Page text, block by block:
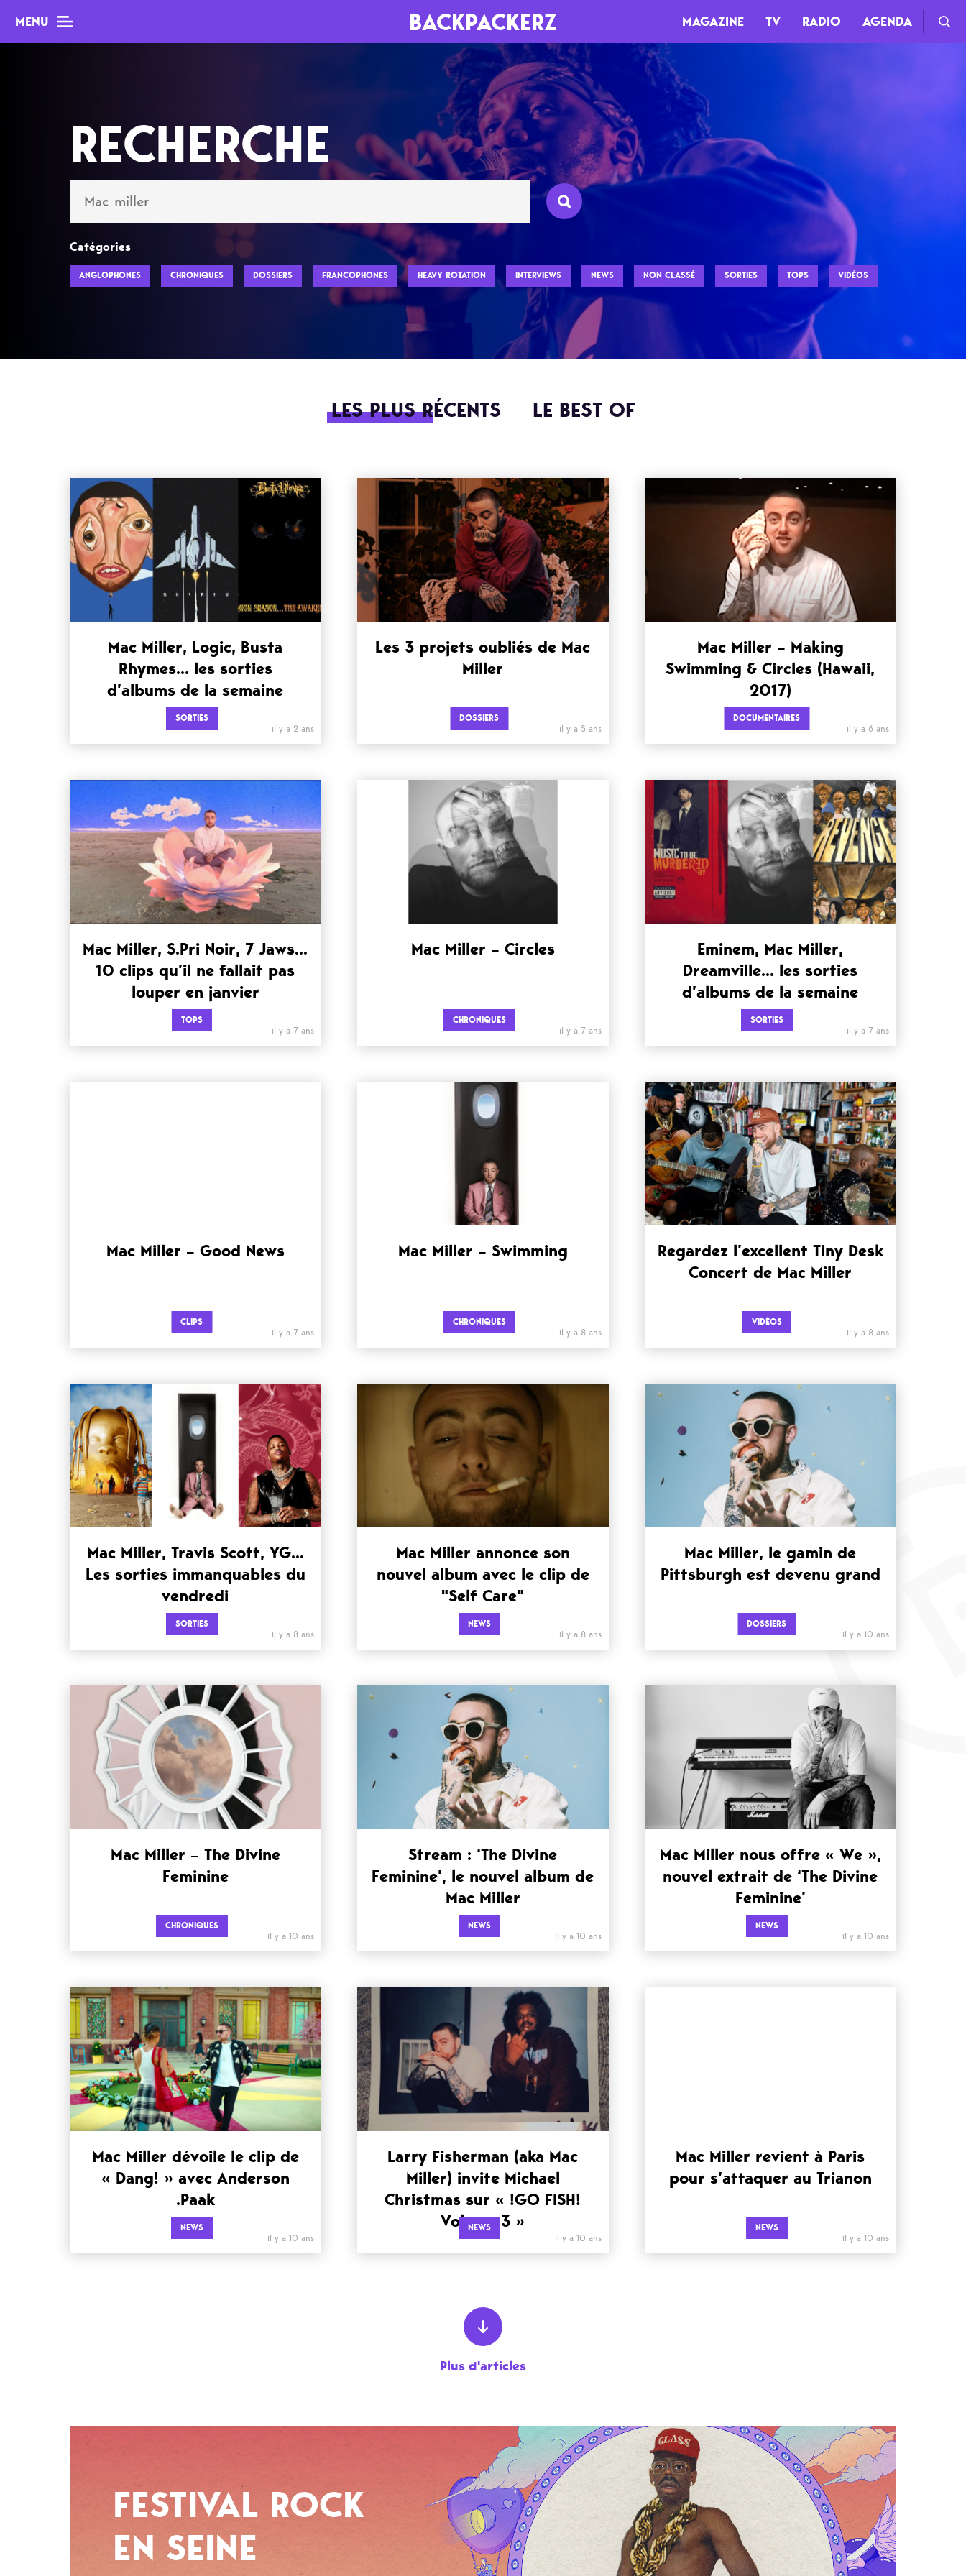
MENU BACKPACKERZ MAGAZINE TV RADIO AGENDA
Dossiers
Interviews
Chroniques
Sorties
Newsletter
Paris
Festivals
RADIO
Playlists
Podcasts
Mixes
Clips
Live
Documentaires
Web-séries
RECHERCHE
Catégories
ANGLOPHONES CHRONIQUES DOSSIERS FRANCOPHONES HEAVY ROTATION INTERVIEWS NEWS NON CLASSÉ SORTIES TOPS VIDÉOS
LES PLUS RÉCENTS LE BEST OF
Mac Miller, Logic, Busta
Rhymes… les sorties
d’albums de la semaine
SORTIES
il y a 2 ans
Les 3 projets oubliés de Mac
Miller
DOSSIERS
il y a 5 ans
Mac Miller – Making
Swimming & Circles (Hawaii,
2017)
DOCUMENTAIRES
il y a 6 ans
Mac Miller, S.Pri Noir, 7 Jaws…
10 clips qu’il ne fallait pas
louper en janvier
TOPS
il y a 7 ans
Mac Miller – Circles
CHRONIQUES
il y a 7 ans
Eminem, Mac Miller,
Dreamville… les sorties
d’albums de la semaine
SORTIES
il y a 7 ans
Mac Miller – Good News
CLIPS
il y a 7 ans
Mac Miller – Swimming
CHRONIQUES
il y a 8 ans
Regardez l’excellent Tiny Desk
Concert de Mac Miller
VIDÉOS
il y a 8 ans
Mac Miller, Travis Scott, YG…
Les sorties immanquables du
vendredi
SORTIES
il y a 8 ans
Mac Miller annonce son
nouvel album avec le clip de
"Self Care"
NEWS
il y a 8 ans
Mac Miller, le gamin de
Pittsburgh est devenu grand
DOSSIERS
il y a 10 ans
Mac Miller – The Divine
Feminine
CHRONIQUES
il y a 10 ans
Stream : ‘The Divine
Feminine’, le nouvel album de
Mac Miller
NEWS
il y a 10 ans
Mac Miller nous offre « We »,
nouvel extrait de ‘The Divine
Feminine’
NEWS
il y a 10 ans
Mac Miller dévoile le clip de
« Dang! » avec Anderson
.Paak
NEWS
il y a 10 ans
Larry Fisherman (aka Mac
Miller) invite Michael
Christmas sur « !GO FISH!
Volume 3 »
NEWS
il y a 10 ans
Mac Miller revient à Paris
pour s’attaquer au Trianon
NEWS
il y a 10 ans
Plus d'articles
FESTIVAL ROCK
EN SEINE